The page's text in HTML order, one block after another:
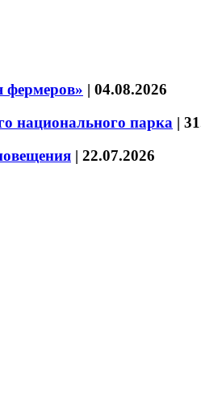
фермеров» | 04.08.2026
национального парка |
| 22.07.2026